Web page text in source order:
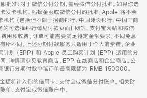
批准；对于微信分付分期，需经微信分付批准。如果你选
发卡机构、蚂蚁金服或微信分付的批准，Apple 将不会
机构 (包括但不限于招商银行、中国建设银行、中国工商
的可选择银行请见付款页面) 网站、支付宝网站和微信
用和收费。订单可能需要满足特定金额要求，不同免息
所不同。上述分期付款服务只适用于个人消费者。企业
计划 (EPP) 和 Apple 员工购买计划 (EPP) 适用的分
，详情请参见教育商店、EPP 在线商店和企业商店。公
银行分期付款单笔订单最高限额为 RMB 150000。
额将计入你的信用卡、支付宝或微信分付账单。相关财
单、支付宝或微信账户中。